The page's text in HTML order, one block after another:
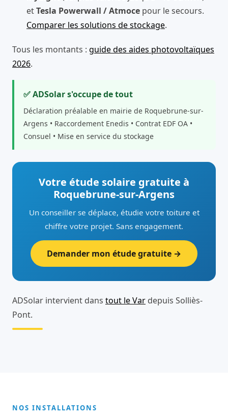
etTesla Powerwall / Atmoce pour le secours.
Comparer les solutions de stockage.
Tous les montants : guide des aides photovoltaïques
2026.
✅ ADSolar s'occupe de tout
Déclaration préalable en mairie de Roquebrune-sur-
Argens • Raccordement Enedis • Contrat EDF OA •
Consuel • Mise en service du stockage
Votre étude solaire gratuite à
Roquebrune-sur-Argens
Un conseiller se déplace, étudie votre toiture et
chiffre votre projet. Sans engagement.
Demander mon étude gratuite →
ADSolar intervient dans tout le Var depuis Solliès-
Pont.
NOS INSTALLATIONS